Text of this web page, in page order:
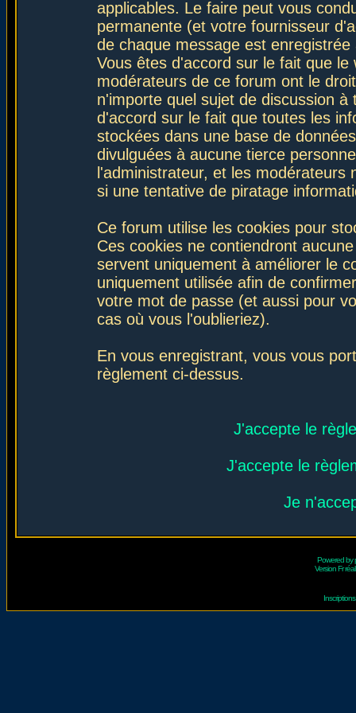
applicables. Le faire peut vous
permanente (et votre fournisseur
de chaque message est
Vous êtes d'accord sur le fait que
modérateurs de ce forum ont le
n'importe quel sujet de discussion
d'accord sur le fait que toutes les
stockées dans une base de
divulguées à aucune tierce
l'administrateur, et les
si une tentative de piratage
Ce forum utilise les cookies pour
Ces cookies ne contiendront
servent uniquement à améliorer le
uniquement utilisée afin de
votre mot de passe (et aussi pour
cas où vous l'oublieriez).
En vous enregistrant, vous vous
règlement ci-dessus.
J'accepte le
J'accepte le
Je
Powered by
Version Fr